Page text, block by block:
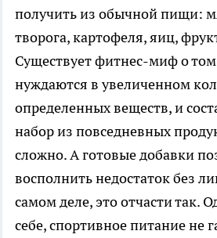
получить из обычной пищи:
творога, картофеля, яиц,
Существует фитнес-миф о
нуждаются в увеличенном
определенных веществ, и
набор из повседневных
сложно. А готовые добавки
восполнить недостаток без
самом деле, это отчасти так.
себе, спортивное питание не